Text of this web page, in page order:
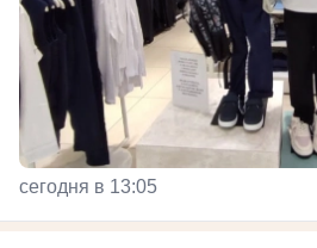
сегодня в 13:05